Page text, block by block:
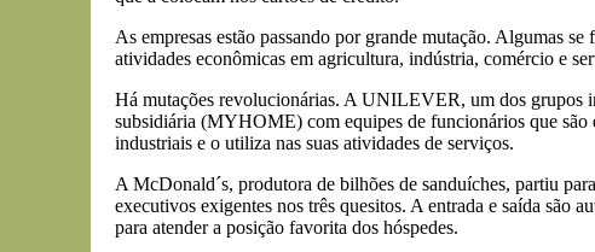
As empresas estão passando por grande mutação. Algumas
atividades econômicas em agricultura, indústria, comércio e
Há mutações revolucionárias. A UNILEVER, um dos grupos
subsidiária (MYHOME) com equipes de funcionários que são
industriais e o utiliza nas suas atividades de serviços.
A McDonald´s, produtora de bilhões de sanduíches, partiu
executivos exigentes nos três quesitos. A entrada e saída são
para atender a posição favorita dos hóspedes.